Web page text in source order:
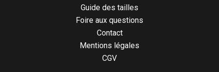
Guide des tailles
Foire aux questions
Contact
Mentions légales
CGV